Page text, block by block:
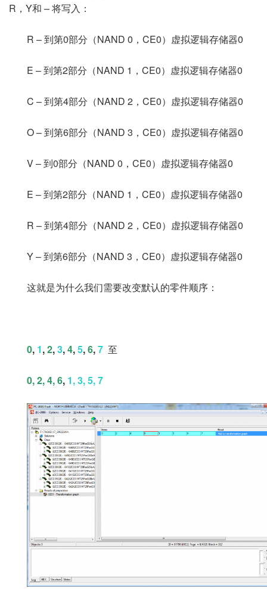
R，Y和 – 将写入：
R – 到第0部分（NAND 0，CE0）虚拟逻辑存储器0
E – 到第2部分（NAND 1，CE0）虚拟逻辑存储器0
C – 到第4部分（NAND 2，CE0）虚拟逻辑存储器0
O – 到第6部分（NAND 3，CE0）虚拟逻辑存储器0
V – 到0部分（NAND 0，CE0）虚拟逻辑存储器0
E – 到第2部分（NAND 1，CE0）虚拟逻辑存储器0
R – 到第4部分（NAND 2，CE0）虚拟逻辑存储器0
Y – 到第6部分（NAND 3，CE0）虚拟逻辑存储器0
这就是为什么我们需要改变默认的零件顺序：
0, 1,2,3,4,5,6,7 至
0, 2, 4, 6, 1, 3, 5, 7